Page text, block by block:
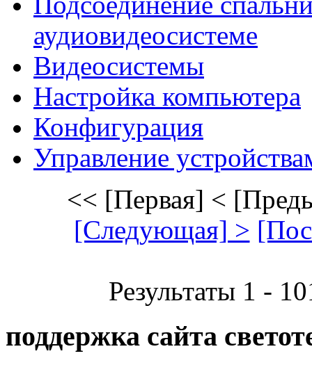
аудиовидеосистеме
Видеосистемы
Настройка компьютера
Конфигурация
Управление
<< [Первая] <
[Следующая] >
Результаты 1 -
поддержка сайта